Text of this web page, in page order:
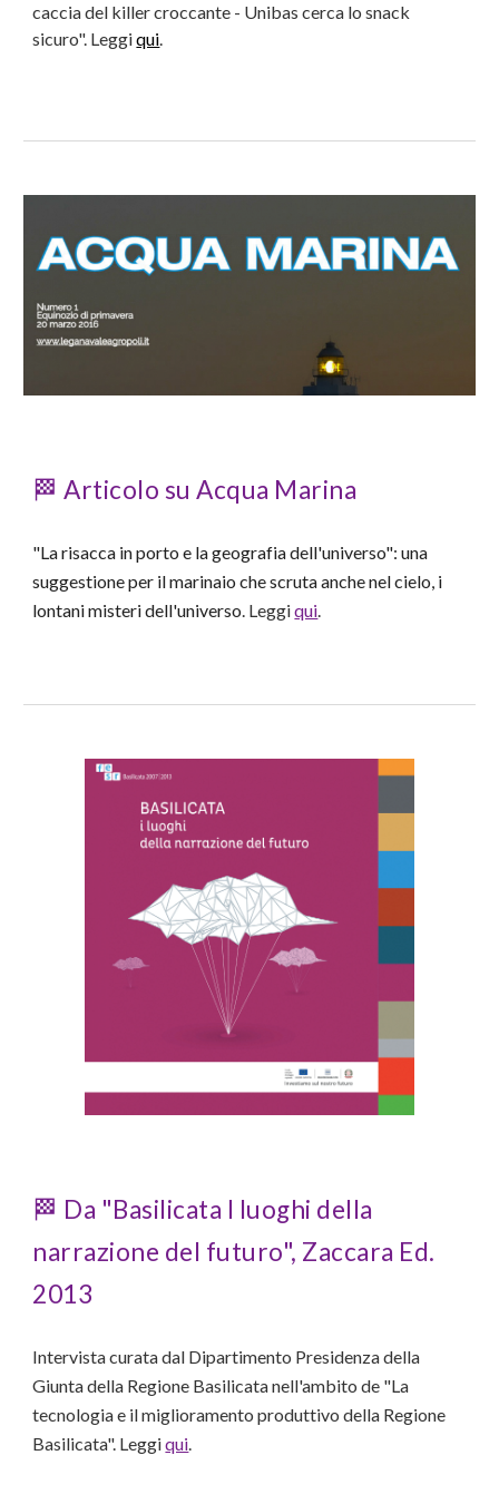
caccia del killer croccante - Unibas cerca lo snack
sicuro". Leggiqui.
🏁Articolo su Acqua Marina
"La risacca in porto e la geografia dell'universo": una
suggestione per il marinaio che scruta anche nel cielo, i
lontani misteri dell'universo . Leggiqui
🏁 Da "Basilicata I luoghi della
narrazione del futuro", Zaccara Ed.
2013
Intervista curata dal Dipartimento Presidenza della
Giunta della Regione Basilicata nell'ambito de "La
tecnologia e il miglioramento produttivo della Regione
Basilicata". Leggiqui.